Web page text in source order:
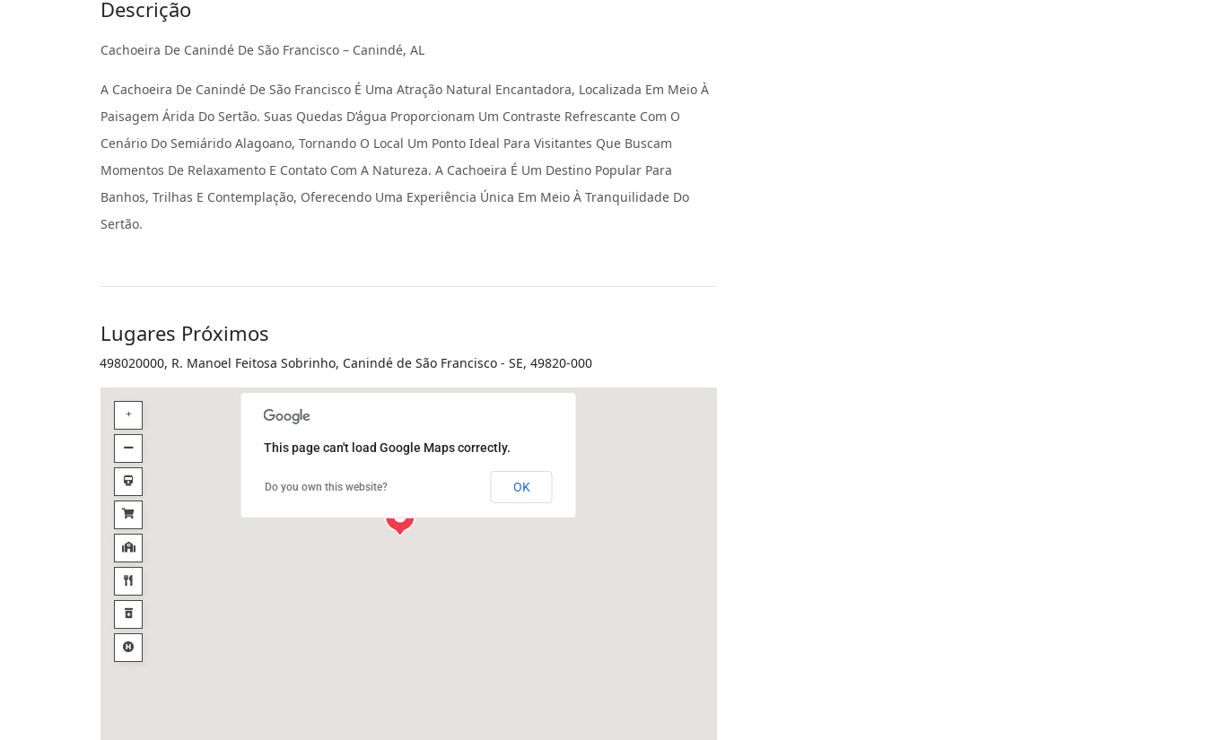
Descrição
Cachoeira De Canindé De São Francisco – Canindé, AL
A Cachoeira De Canindé De São Francisco É Uma Atração Natural Encantadora, Localizada Em Meio À
Paisagem Árida Do Sertão. Suas Quedas D’água Proporcionam Um Contraste Refrescante Com O
Cenário Do Semiárido Alagoano, Tornando O Local Um Ponto Ideal Para Visitantes Que Buscam
Momentos De Relaxamento E Contato Com A Natureza. A Cachoeira É Um Destino Popular Para
Banhos, Trilhas E Contemplação, Oferecendo Uma Experiência Única Em Meio À Tranquilidade Do
Sertão.
Lugares Próximos
498020000, R. Manoel Feitosa Sobrinho, Canindé de São Francisco - SE, 49820-000
This page can't load Google Maps correctly.
Do you own this website? OK